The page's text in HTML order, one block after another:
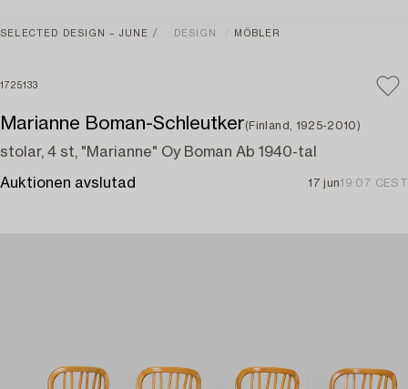
SELECTED DESIGN – JUNE DESIGN MÖBLER
1725133
Marianne Boman-Schleutker(Finland, 1925-2010)
stolar, 4 st, "Marianne" Oy Boman Ab 1940-tal
Auktionen avslutad 17 jun19:07 CEST